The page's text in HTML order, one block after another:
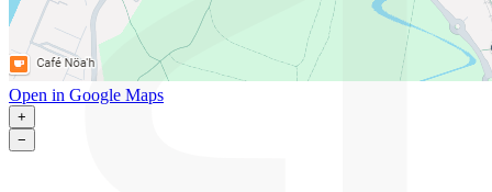
Open in Google Maps
+
−